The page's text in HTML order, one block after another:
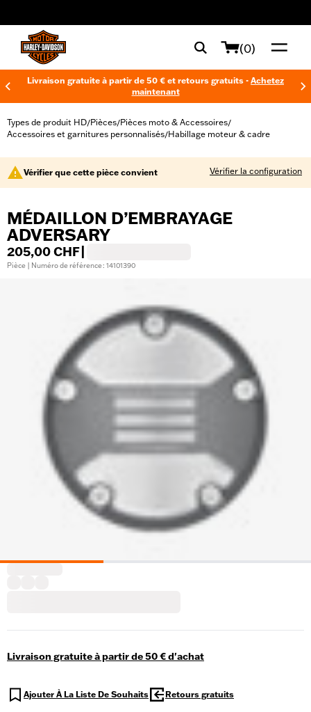
(0)
Livraison gratuite à partir de 50 € et retours gratuits - Achetez
maintenant
Types de produit HD/Pièces/Pièces moto & Accessoires/
Accessoires et garnitures personnalisés/Habillage moteur & cadre
Vérifier que cette pièce convient Vérifier la configuration
MÉDAILLON D’EMBRAYAGE
ADVERSARY
205,00 CHF
Pièce | Numéro de référence : 14101390
Livraison gratuite à partir de 50 € d'achat
Ajouter À La Liste De Souhaits Retours gratuits